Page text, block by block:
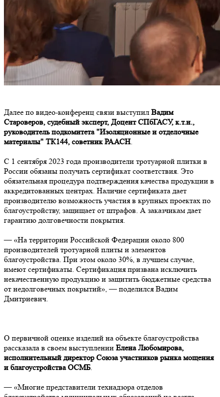
Далее по видео-конференц связи выступил Вадим
Староверов, судебный эксперт, Доцент СПбГАСУ, к.т.н.,
руководитель подкомитета "Изоляционные и отделочные
материалы" ТК144, советник РААСН.
С 1 сентября 2023 года производители тротуарной плитки в
России обязаны получать сертификат соответствия. Это
обязательная процедура подтверждения качества продукции в
аккредитованных центрах. Наличие сертификата дает
производителю возможность участия в крупных проектах по
благоустройству, защищает от штрафов. А заказчикам дает
гарантию долговечности покрытия.
— «На территории Российской Федерации около 800
производителей тротуарной плиты и элементов
благоустройства. При этом около 30%, в лучшем случае,
имеют сертификаты. Сертификация призвана исключить
некачественную продукцию и защитить бюджетные средства
от недолговечных покрытий», — поделился Вадим
Дмитриевич.
О первичной оценке изделий на объекте благоустройства
рассказала в своем выступлении Елена Любомирова,
исполнительный директор Союза участников рынка мощения
и благоустройства ОСМБ.
— «Многие представители технадзора отделов